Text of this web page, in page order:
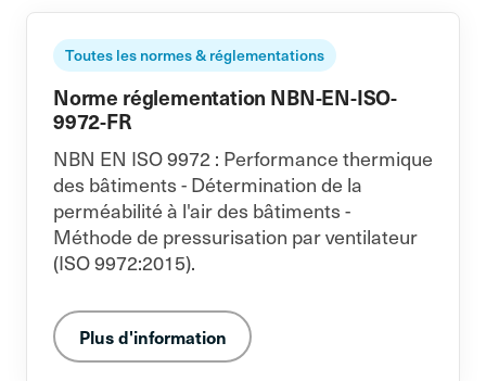
Toutes les normes & réglementations
Norme réglementation NBN-EN-ISO-
9972-FR
NBN EN ISO 9972 : Performance thermique
des bâtiments - Détermination de la
perméabilité à l'air des bâtiments -
Méthode de pressurisation par ventilateur
(ISO 9972:2015).
Plus d'information